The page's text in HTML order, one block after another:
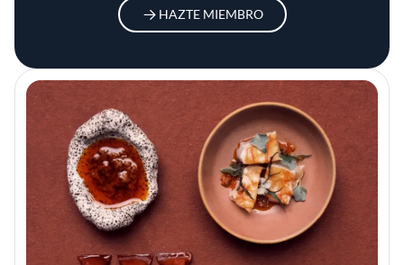
HAZTE MIEMBRO